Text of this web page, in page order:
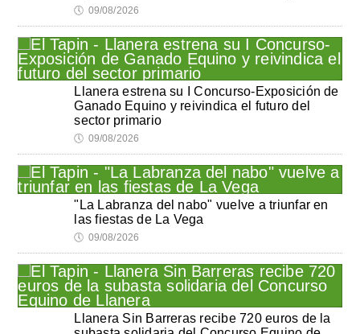
🕔 09/08/2026
Llanera estrena su I Concurso-Exposición de
Ganado Equino y reivindica el futuro del
sector primario
🕔 09/08/2026
"La Labranza del nabo" vuelve a triunfar en
las fiestas de La Vega
🕔 09/08/2026
Llanera Sin Barreras recibe 720 euros de la